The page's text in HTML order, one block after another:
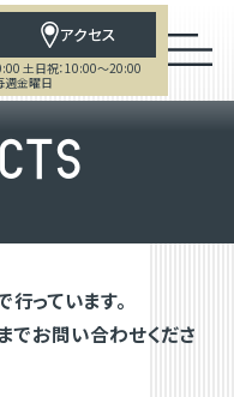
アクセス
土日祝：10:00～20:00
週金曜日
TS
っています。
でお問い合わせくださ